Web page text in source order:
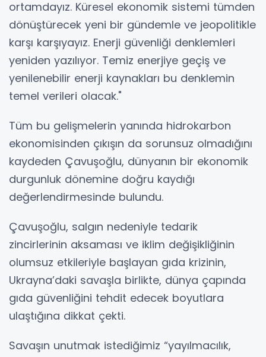
ortamdayız. Küresel ekonomik sistemi tümden
dönüştürecek yeni bir gündemle ve jeopolitikle
karşı karşıyayız. Enerji güvenliği denklemleri
yeniden yazılıyor. Temiz enerjiye geçiş ve
yenilenebilir enerji kaynakları bu denklemin
temel verileri olacak."
Tüm bu gelişmelerin yanında hidrokarbon
ekonomisinden çıkışın da sorunsuz olmadığını
kaydeden Çavuşoğlu, dünyanın bir ekonomik
durgunluk dönemine doğru kaydığı
değerlendirmesinde bulundu.
Çavuşoğlu, salgın nedeniyle tedarik
zincirlerinin aksaması ve iklim değişikliğinin
olumsuz etkileriyle başlayan gıda krizinin,
Ukrayna’daki savaşla birlikte, dünya çapında
gıda güvenliğini tehdit edecek boyutlara
ulaştığına dikkat çekti.
Savaşın unutmak istediğimiz “yayılmacılık,